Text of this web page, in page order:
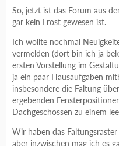
So, jetzt ist das Forum aus
gar kein Frost gewesen ist.
Ich wollte nochmal
vermelden (dort bin ich ja
ersten Vorstellung im
ja ein paar Hausaufgaben
insbesondere die Faltung
ergebenden
Dachgeschossen zu einem
Wir haben das
aber inzwischen mag ich es